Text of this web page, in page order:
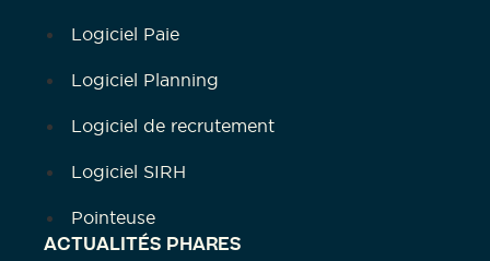
Logiciel Paie
Logiciel Planning
Logiciel de recrutement
Logiciel SIRH
Pointeuse
ACTUALITÉS PHARES